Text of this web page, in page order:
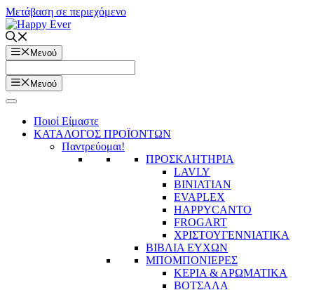
Μετάβαση σε περιεχόμενο
Μενού
Μενού
Ποιοί Είμαστε
ΚΑΤΑΛΟΓΟΣ ΠΡΟΪΟΝΤΩΝ
Παντρεύομαι!
ΠΡΟΣΚΛΗΤΗΡΙΑ
LAVLY
BINIATIAN
EVAPLEX
HAPPYCANTO
FROGART
ΧΡΙΣΤΟΥΓΕΝΝΙΑΤΙΚΑ
ΒΙΒΛΙΑ ΕΥΧΩΝ
ΜΠΟΜΠΟΝΙΕΡΕΣ
ΚΕΡΙΑ & ΑΡΩΜΑΤΙΚΑ
ΒΟΤΣΑΛΑ